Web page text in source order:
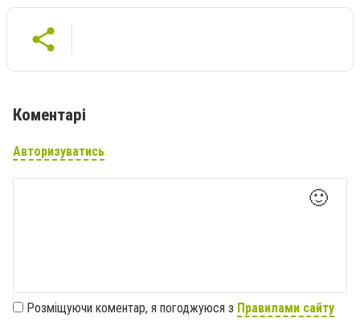
Коментарі
Авторизуватись
🙂
Розміщуючи коментар, я погоджуюся з Правилами сайту